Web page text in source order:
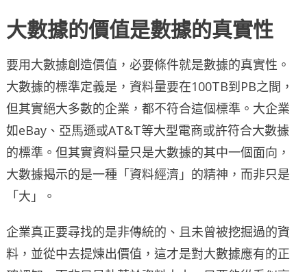
大數據的價值是數據的真實性
要用大數據創造價值，必要條件就是數據的真實性。
大數據的標準定義是，資料量要在100TB到PB之間，
但其實絕大多數的企業，都不符合這個標準。大企業
如eBay、亞馬遜或AT&T等大型電商或許符合大數據
的標準。但其實資料量只是大數據的其中一個面向，
大數據揭示的是一種「資料經濟」的精神，而非只是
「大」。
企業真正要尋找的是非傳統的、且未曾被挖掘過的資
料，並從中去提煉出價值，這才是對大數據應有的正